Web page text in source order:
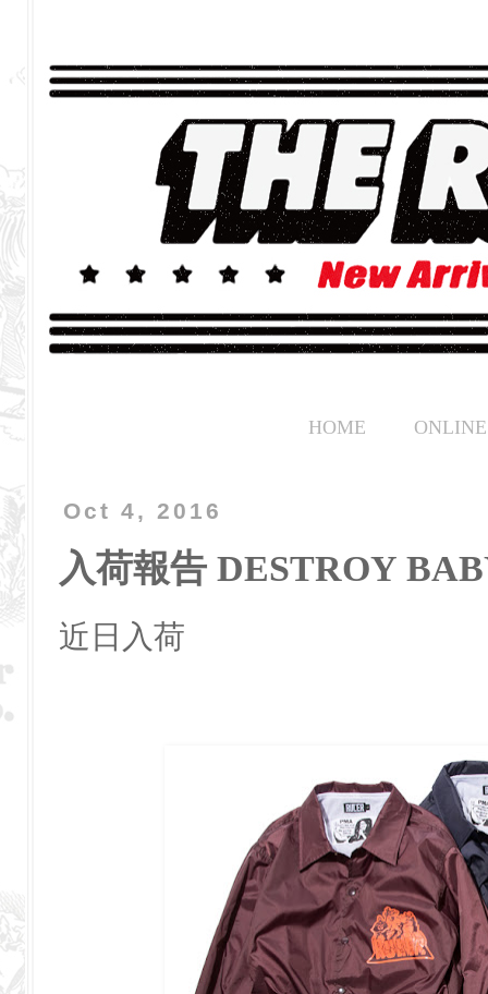
HOME
Oct 4, 2016
入荷報告 DESTROY
近日入荷